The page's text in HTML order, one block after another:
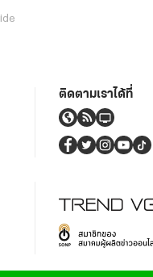
ติดตามเราได้ที่